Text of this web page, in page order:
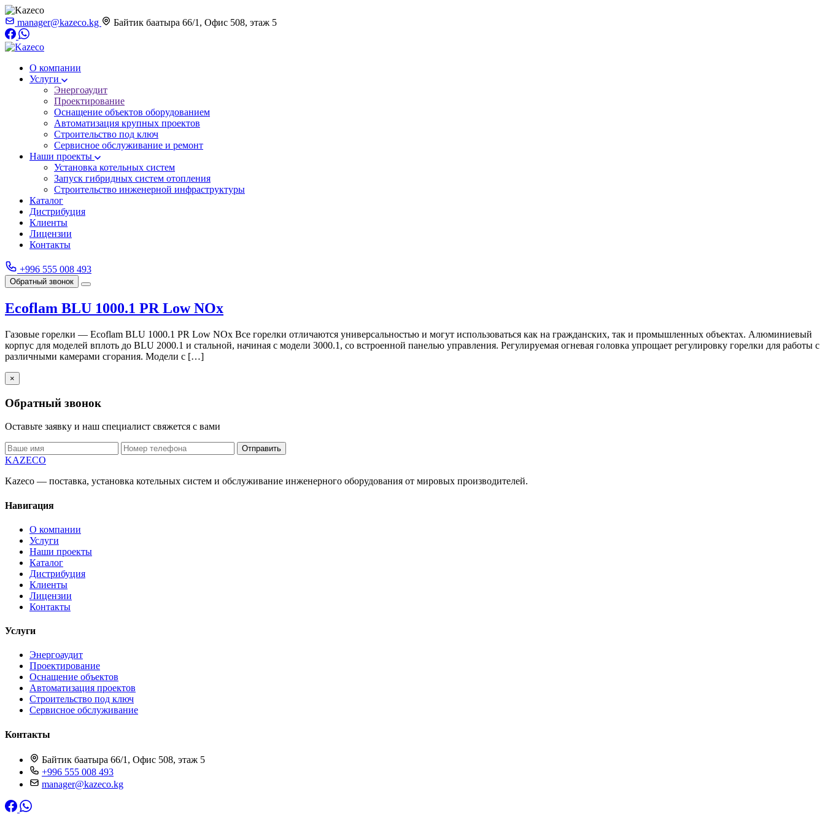
manager@kazeco.kg Байтик баатыра 66/1, Офис 508, этаж 5
О компании
Услуги
Энергоаудит
Проектирование
Оснащение объектов оборудованием
Автоматизация крупных проектов
Строительство под ключ
Сервисное обслуживание и ремонт
Наши проекты
Установка котельных систем
Запуск гибридных систем отопления
Строительство инженерной инфраструктуры
Каталог
Дистрибуция
Клиенты
Лицензии
Контакты
+996 555 008 493
Обратный звонок
Ecoflam BLU 1000.1 PR Low NOx
Газовые горелки — Ecoflam BLU 1000.1 PR Low NOx Все горелки отличаются универсальностью и могут использоваться как на гражданских, так и промышленных объектах. Алюминиевый
корпус для моделей вплоть до BLU 2000.1 и стальной, начиная с модели 3000.1, со встроенной панелью управления. Регулируемая огневая головка упрощает регулировку горелки для работы с
различными камерами сгорания. Модели с […]
×
Обратный звонок
Оставьте заявку и наш специалист свяжется с вами
Отправить
KAZECO
Kazeco — поставка, установка котельных систем и обслуживание инженерного оборудования от мировых производителей.
Навигация
О компании
Услуги
Наши проекты
Каталог
Дистрибуция
Клиенты
Лицензии
Контакты
Услуги
Энергоаудит
Проектирование
Оснащение объектов
Автоматизация проектов
Строительство под ключ
Сервисное обслуживание
Контакты
Байтик баатыра 66/1, Офис 508, этаж 5
+996 555 008 493
manager@kazeco.kg